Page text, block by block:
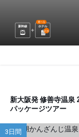
新幹線 ホテル
選べる
2泊
新大阪発 修善寺温泉
パッケージツアー
3日間